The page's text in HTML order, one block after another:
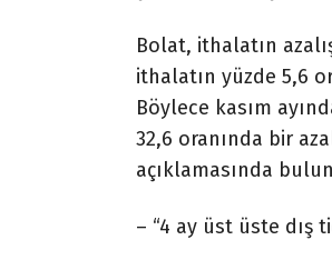
Bolat, ithalatın
ithalatın yüzde 5,6
Böylece kasım
32,6 oranında bir
açıklamasında
– “4 ay üst üste dış